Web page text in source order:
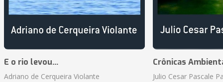
E o rio levou...
Adriano de Cerqueira Violante
Crônicas
Julio Cesar Pascale